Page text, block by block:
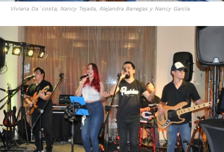
Viviana Da´costa, Nancy Tejada, Alejandra Banegas y Nancy García